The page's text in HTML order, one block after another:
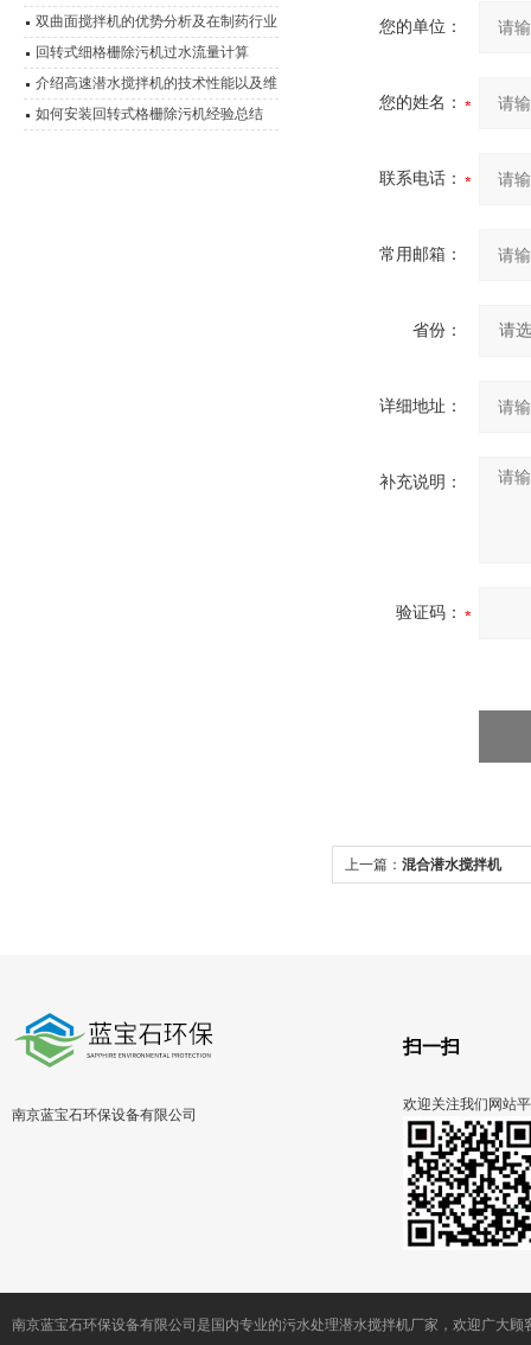
的做法？
双曲面搅拌机的优势分析及在制药行业
中的应用
回转式细格栅除污机过水流量计算
介绍高速潜水搅拌机的技术性能以及维
护事项
如何安装回转式格栅除污机经验总结
您的单位：
您的姓名：
联系电话：
常用邮箱：
省份：
详细地址：
补充说明：
验证码：
上一篇： 混合潜水搅拌机
南京蓝宝石环保设备有限公司
扫一扫
欢迎关注我们网站
南京蓝宝石环保设备有限公司是国内专业的污水处理潜水搅拌机厂家，欢迎广大顾